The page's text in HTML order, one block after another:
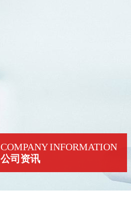
COMPANY INFORMATION
公司资讯